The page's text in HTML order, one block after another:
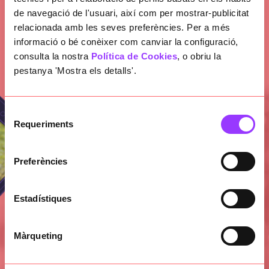
de navegació de l'usuari, així com per mostrar-publicitat
relacionada amb les seves preferències. Per a més
informació o bé conèixer com canviar la configuració,
consulta la nostra Política de Cookies, o obriu la
pestanya 'Mostra els detalls'.
Selecció
de Requeriments
Preferències
Estadístiques
Màrqueting
passejades dels animals de companyia de